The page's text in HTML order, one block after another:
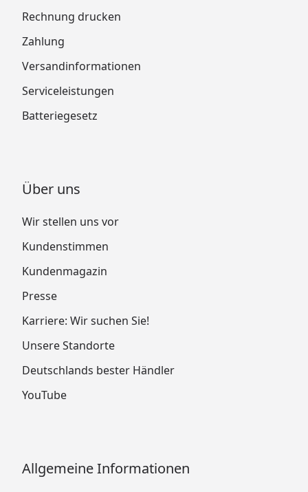
Rechnung drucken
Zahlung
Versandinformationen
Serviceleistungen
Batteriegesetz
Über uns
Wir stellen uns vor
Kundenstimmen
Kundenmagazin
Presse
Karriere: Wir suchen Sie!
Unsere Standorte
Deutschlands bester Händler
YouTube
Allgemeine Informationen